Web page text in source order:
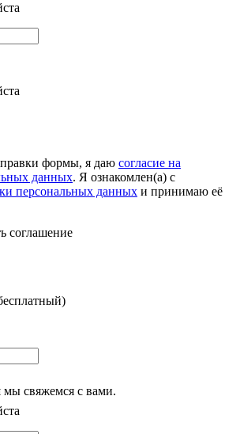
формы, я даю согласие на
данных. Я ознакомлен(а) с
персональных данных и принимаю её
соглашение
свяжемся с вами.